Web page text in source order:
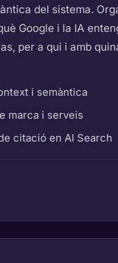
del sistema.
Google i la IA
per a qui i amb
i semàntica
marca i serveis
citació en AI Search